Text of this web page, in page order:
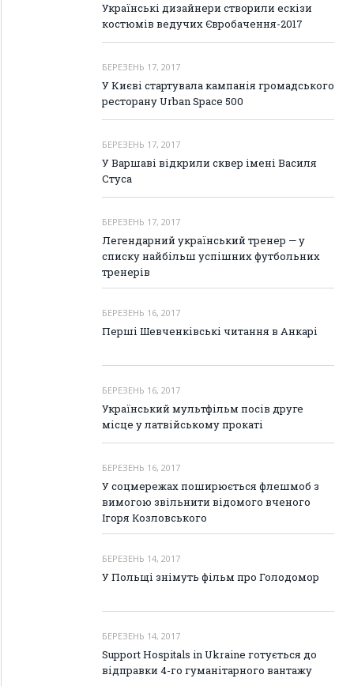
Українські дизайнери створили ескізи
костюмів ведучих Євробачення-2017
БЕРЕЗЕНЬ 17, 2017
У Києві стартувала кампанія громадського
ресторану Urban Space 500
БЕРЕЗЕНЬ 17, 2017
У Варшаві відкрили сквер імені Василя
Стуса
БЕРЕЗЕНЬ 17, 2017
Легендарний український тренер — у
списку найбільш успішних футбольних
тренерів
БЕРЕЗЕНЬ 16, 2017
Перші Шевченківські читання в Анкарі
БЕРЕЗЕНЬ 16, 2017
Український мультфільм посів друге
місце у латвійському прокаті
БЕРЕЗЕНЬ 16, 2017
У соцмережах поширюється флешмоб з
вимогою звільнити відомого вченого
Ігоря Козловського
БЕРЕЗЕНЬ 14, 2017
У Польщі знімуть фільм про Голодомор
БЕРЕЗЕНЬ 14, 2017
Support Hospitals in Ukraine готується до
відправки 4-го гуманітарного вантажу